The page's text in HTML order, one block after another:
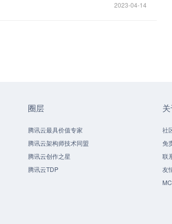
2023-04-14
圈层
腾讯云最具价值专家
腾讯云架构师技术同盟
腾讯云创作之星
腾讯云TDP
社
免
联
友